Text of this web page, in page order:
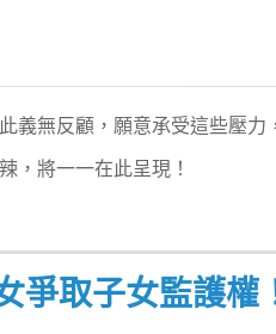
無反顧，願意承受這些壓
，將一一在此呈現！
爭取子女監護權